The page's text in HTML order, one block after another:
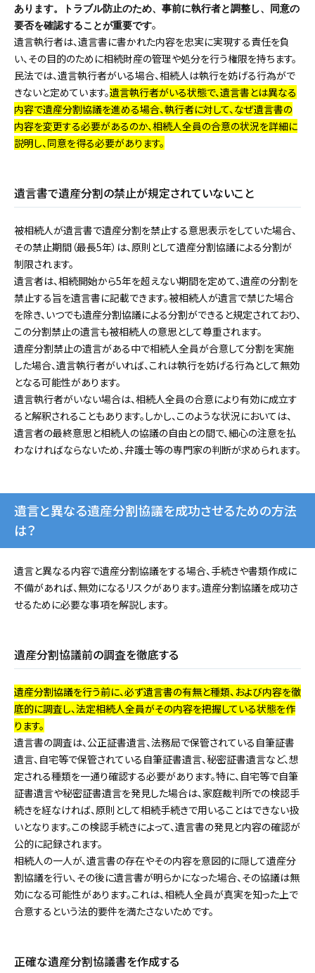
あります。トラブル防止のため、事前に執行者と調整し、同意の
要否を確認することが重要です。
遺言執行者は、遺言書に書かれた内容を忠実に実現する責任を負
い、その目的のために相続財産の管理や処分を行う権限を持ちます。
民法では、遺言執行者がいる場合、相続人は執行を妨げる行為がで
きないと定めています。遺言執行者がいる状態で、遺言書とは異なる
内容で遺産分割協議を進める場合、執行者に対して、なぜ遺言書の
内容を変更する必要があるのか、相続人全員の合意の状況を詳細に
説明し、同意を得る必要があります。
遺言書で遺産分割の禁止が規定されていないこと
被相続人が遺言書で遺産分割を禁止する意思表示をしていた場合、
その禁止期間（最長5年）は、原則として遺産分割協議による分割が
制限されます。
遺言者は、相続開始から5年を超えない期間を定めて、遺産の分割を
禁止する旨を遺言書に記載できます。被相続人が遺言で禁じた場合
を除き、いつでも遺産分割協議による分割ができると規定されており、
この分割禁止の遺言も被相続人の意思として尊重されます。
遺産分割禁止の遺言がある中で相続人全員が合意して分割を実施
した場合、遺言執行者がいれば、これは執行を妨げる行為として無効
となる可能性があります。
遺言執行者がいない場合は、相続人全員の合意により有効に成立す
ると解釈されることもあります。しかし、このような状況においては、
遺言者の最終意思と相続人の協議の自由との間で、細心の注意を払
わなければならないため、弁護士等の専門家の判断が求められます。
遺言と異なる遺産分割協議を成功させるための方法
は？
遺言と異なる内容で遺産分割協議をする場合、手続きや書類作成に
不備があれば、無効になるリスクがあります。遺産分割協議を成功さ
せるために必要な事項を解説します。
遺産分割協議前の調査を徹底する
遺産分割協議を行う前に、必ず遺言書の有無と種類、および内容を徹
底的に調査し、法定相続人全員がその内容を把握している状態を作
ります。
遺言書の調査は、公正証書遺言、法務局で保管されている自筆証書
遺言、自宅等で保管されている自筆証書遺言、秘密証書遺言など、想
定される種類を一通り確認する必要があります。特に、自宅等で自筆
証書遺言や秘密証書遺言を発見した場合は、家庭裁判所での検認手
続きを経なければ、原則として相続手続きで用いることはできない扱
いとなります。この検認手続きによって、遺言書の発見と内容の確認が
公的に記録されます。
相続人の一人が、遺言書の存在やその内容を意図的に隠して遺産分
割協議を行い、その後に遺言書が明らかになった場合、その協議は無
効になる可能性があります。これは、相続人全員が真実を知った上で
合意するという法的要件を満たさないためです。
正確な遺産分割協議書を作成する